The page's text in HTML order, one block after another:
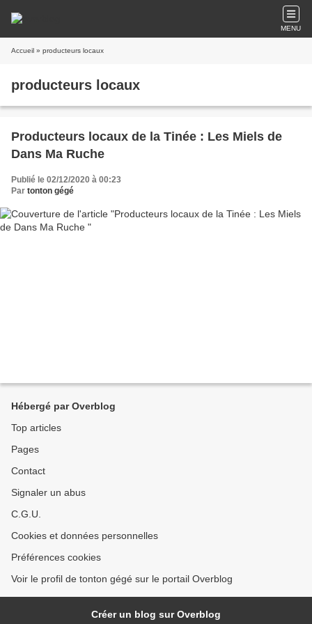
MENU
Accueil » producteurs locaux
producteurs locaux
Producteurs locaux de la Tinée : Les Miels de
Dans Ma Ruche
Publié le 02/12/2020 à 00:23
Par tonton gégé
Hébergé par Overblog
Top articles
Pages
Contact
Signaler un abus
C.G.U.
Cookies et données personnelles
Préférences cookies
Voir le profil de tonton gégé sur le portail Overblog
Créer un blog sur Overblog